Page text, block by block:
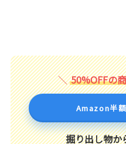
50%OFFの
Amazon半
掘り出し物か